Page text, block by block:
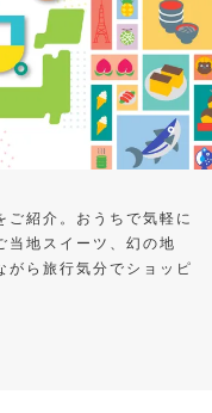
紹介。おうちで気軽に
当地スイーツ、幻の地
がら旅行気分でショッピ